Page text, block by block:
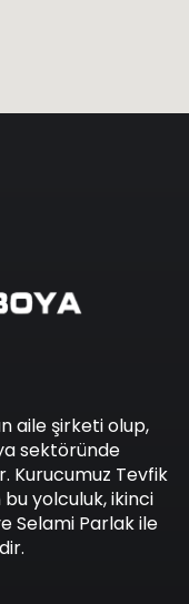
aile şirketi olup,
sektöründe
Kurucumuz Tevfik
yolculuk, ikinci
Selami Parlak ile